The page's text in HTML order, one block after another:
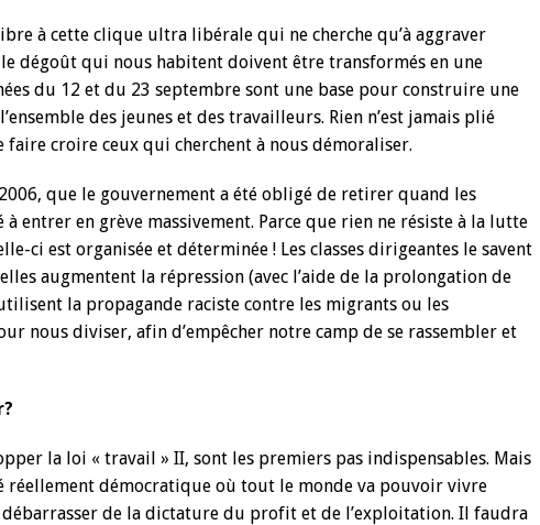
à cette clique ultra libérale qui ne cherche qu’à aggraver
dégoût qui nous habitent doivent être transformés en une
du 12 et du 23 septembre sont une base pour construire une
des jeunes et des travailleurs. Rien n’est jamais plié
faire croire ceux qui cherchent à nous démoraliser.
que le gouvernement a été obligé de retirer quand les
entrer en grève massivement. Parce que rien ne résiste à la lutte
ci est organisée et déterminée ! Les classes dirigeantes le savent
augmentent la répression (avec l’aide de la prolongation de
utilisent la propagande raciste contre les migrants ou les
nous diviser, afin d’empêcher notre camp de se rassembler et
la loi « travail » II, sont les premiers pas indispensables. Mais
réellement démocratique où tout le monde va pouvoir vivre
de la dictature du profit et de l’exploitation. Il faudra